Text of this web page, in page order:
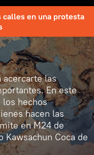
calles en una protesta
acercarte las
En este
hechos
hacen las
en M24 de
Kawsachun Coca de